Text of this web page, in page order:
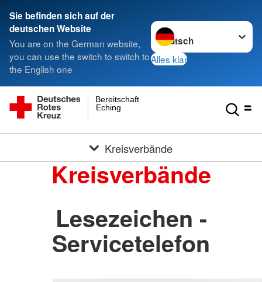
Sie befinden sich auf der
deutschen Website
You are on the German website,
you can use the switch to switch to
the English one
Sprache wechseln zu
Alles klar
Eching
Bereitschaft
Kreisverbände
Kreisverbände
Lesezeichen -
Servicetelefon